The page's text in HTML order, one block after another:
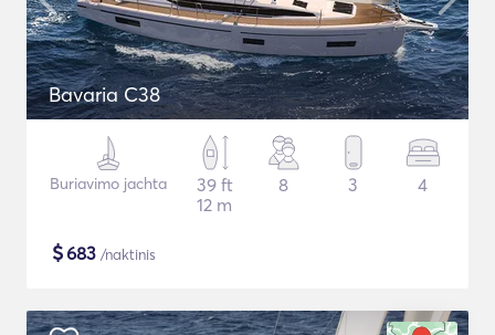
Bavaria C38
Buriavimo jachta
39 ft
12 m
8 3 4
$683 /naktinis